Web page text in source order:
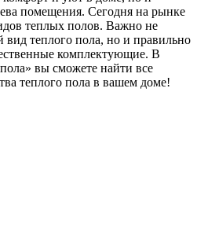
помещения. Сегодня на рынке
теплых полов. Важно не
вид теплого пола, но и правильно
комплектующие. В
вы сможете найти все
теплого пола в вашем доме!